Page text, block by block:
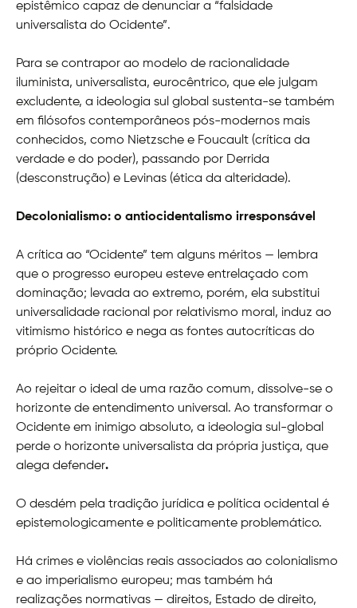
epistêmico capaz de denunciar a “falsidade
universalista do Ocidente”.
Para se contrapor ao modelo de racionalidade
iluminista, universalista, eurocêntrico, que ele julgam
excludente, a ideologia sul global sustenta-se também
em filósofos contemporâneos pós-modernos mais
conhecidos, como Nietzsche e Foucault (crítica da
verdade e do poder), passando por Derrida
(desconstrução) e Levinas (ética da alteridade).
Decolonialismo: o antiocidentalismo irresponsável
A crítica ao “Ocidente” tem alguns méritos — lembra
que o progresso europeu esteve entrelaçado com
dominação; levada ao extremo, porém, ela substitui
universalidade racional por relativismo moral, induz ao
vitimismo histórico e nega as fontes autocríticas do
próprio Ocidente.
Ao rejeitar o ideal de uma razão comum, dissolve-se o
horizonte de entendimento universal. Ao transformar o
Ocidente em inimigo absoluto, a ideologia sul-global
perde o horizonte universalista da própria justiça, que
alega defender.
O desdém pela tradição jurídica e política ocidental é
epistemologicamente e politicamente problemático.
Há crimes e violências reais associados ao colonialismo
e ao imperialismo europeu; mas também há
realizações normativas — direitos, Estado de direito,